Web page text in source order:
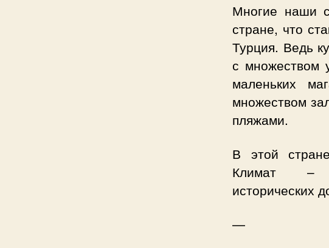
Многие наши
стране, что
Турция. Ведь
с множеством
маленьких
множеством
пляжами.
В этой
Климат –
исторических
—